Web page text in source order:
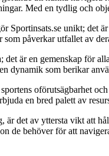
Med en tydlig och
Sportinsats.se unikt; det
som påverkar utfallet av
det är en gemenskap för
dynamik som berikar
oförutsägbarhet
en bred palett av
det av yttersta vikt att
de behöver för att